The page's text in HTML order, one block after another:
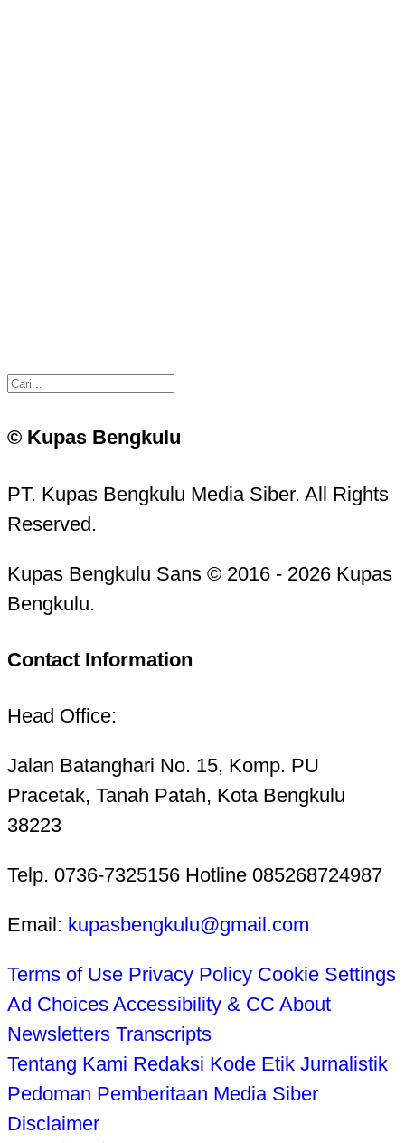
© Kupas Bengkulu
PT. Kupas Bengkulu Media Siber. All Rights
Reserved.
Kupas Bengkulu Sans © 2016 - 2026 Kupas
Bengkulu.
Contact Information
Head Office:
Jalan Batanghari No. 15, Komp. PU
Pracetak, Tanah Patah, Kota Bengkulu
38223
Telp. 0736-7325156 Hotline 085268724987
Email: kupasbengkulu@gmail.com
Terms of Use Privacy Policy Cookie Settings
Ad Choices Accessibility & CC About
Newsletters Transcripts
Tentang Kami Redaksi Kode Etik Jurnalistik
Pedoman Pemberitaan Media Siber
Disclaimer